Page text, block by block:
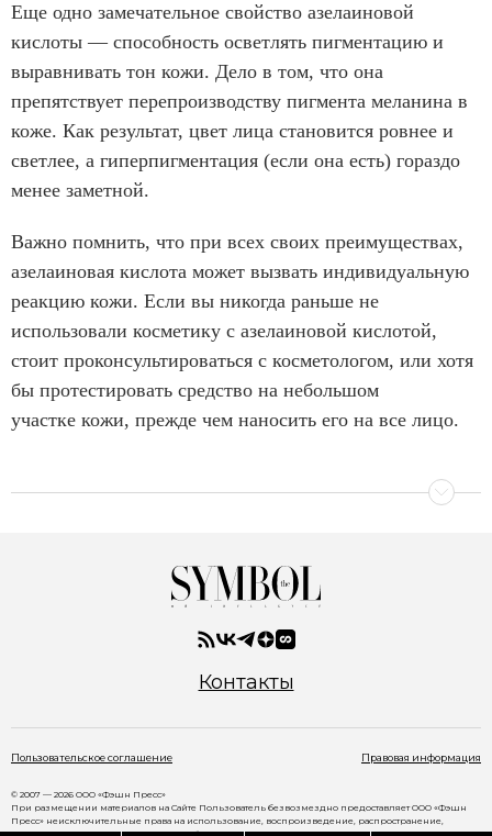
Еще одно замечательное свойство азелаиновой
кислоты — способность осветлять пигментацию и
выравнивать тон кожи. Дело в том, что она
препятствует перепроизводству пигмента меланина в
коже. Как результат, цвет лица становится ровнее и
светлее, а гиперпигментация (если она есть) гораздо
менее заметной.
Важно помнить, что при всех своих преимуществах,
азелаиновая кислота может вызвать индивидуальную
реакцию кожи. Если вы никогда раньше не
использовали косметику с азелаиновой кислотой,
стоит проконсультироваться с косметологом, или хотя
бы протестировать средство на небольшом
участке кожи, прежде чем наносить его на все лицо.
Контакты
Пользовательское соглашение Правовая информация
© 2007 — 2026 ООО «Фэшн Пресс»
При размещении материалов на Сайте Пользователь безвозмездно предоставляет ООО «Фэшн
Пресс» неисключительные права на использование, воспроизведение, распространение,
создание производных произведений, а также на демонстрацию материалов и доведение их до